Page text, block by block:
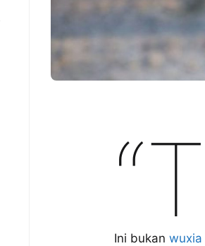
“T
Ini bukan wuxia